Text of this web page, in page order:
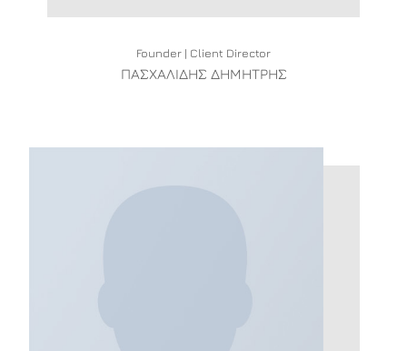
Founder | Client Director
ΠΑΣΧΑΛΙΔΗΣ ΔΗΜΗΤΡΗΣ